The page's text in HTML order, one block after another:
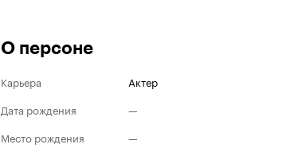
О персоне
Карьера
Актер
Дата рождения
—
Место рождения
—